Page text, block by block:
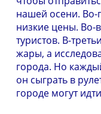
нашей осени. Во-
низкие цены. Во-
туристов. В-
жары, а
города. Но
он сыграть в
городе могут